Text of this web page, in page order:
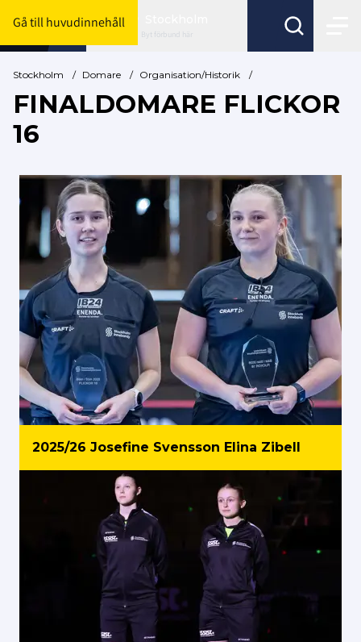
Gå till huvudinnehåll
Byt förbund här
Stockholm / Domare / Organisation/Historik /
FINALDOMARE FLICKOR
16
2025/26 Josefine Svensson Elina Zibell